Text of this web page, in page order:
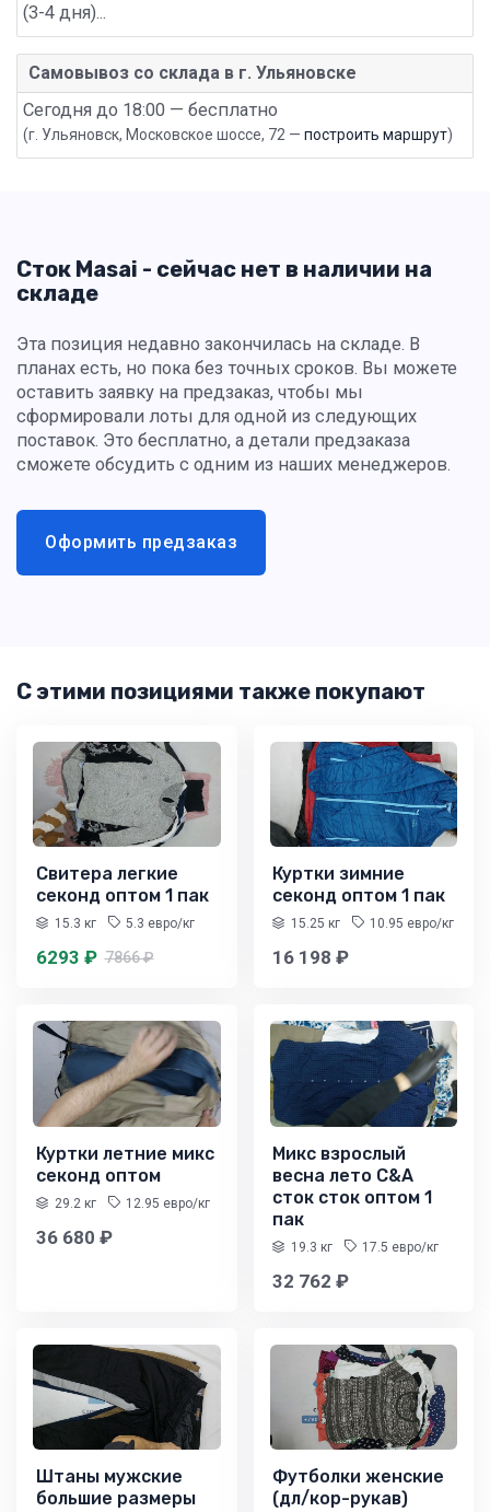
(3-4 дня)...
Самовывоз со склада в г. Ульяновске
Сегодня до 18:00 — бесплатно
(г. Ульяновск, Московское шоссе, 72 — построить маршрут)
Сток Masai - сейчас нет в наличии на
складе
Эта позиция недавно закончилась на складе. В
планах есть, но пока без точных сроков. Вы можете
оставить заявку на предзаказ, чтобы мы
сформировали лоты для одной из следующих
поставок. Это бесплатно, а детали предзаказа
сможете обсудить с одним из наших менеджеров.
Оформить предзаказ
С этими позициями также покупают
Свитера легкие
секонд оптом 1 пак
15.3 кг 5.3 евро/кг
6293 ₽ 7866 ₽
Куртки зимние
секонд оптом 1 пак
15.25 кг 10.95 евро/кг
16 198 ₽
Куртки летние микс
секонд оптом
29.2 кг 12.95 евро/кг
36 680 ₽
Микс взрослый
весна лето C&A
сток сток оптом 1
пак
19.3 кг 17.5 евро/кг
32 762 ₽
Штаны мужские
большие размеры
Футболки женские
(дл/кор-рукав)